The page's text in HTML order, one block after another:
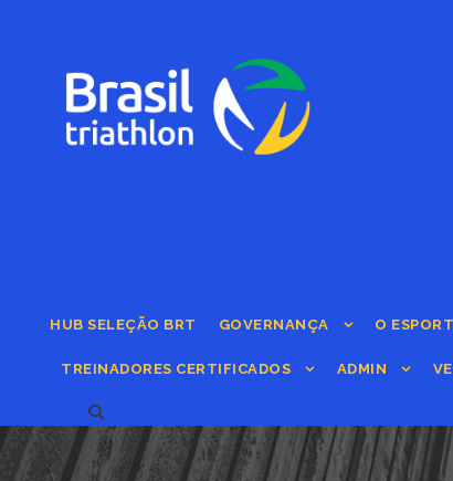
HUB SELEÇÃO BRT GOVERNANÇA O
TREINADORES CERTIFICADOS ADMIN